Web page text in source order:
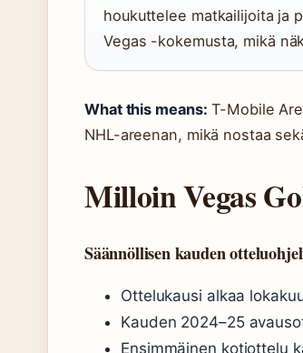
houkuttelee matkailijoita ja
Vegas -kokemusta, mikä
What this means: T-Mobile
NHL-areenan, mikä nostaa
Milloin Vegas
Säännöllisen kauden
Ottelukausi alkaa
Kauden 2024–25
Ensimmäinen kotiottelu